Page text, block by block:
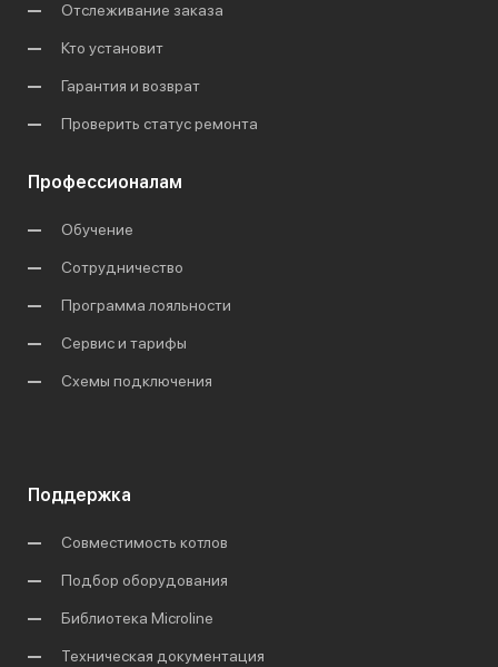
Отслеживание заказа
Кто установит
Гарантия и возврат
Проверить статус ремонта
Профессионалам
Обучение
Сотрудничество
Программа лояльности
Сервис и тарифы
Схемы подключения
Поддержка
Совместимость котлов
Подбор оборудования
Библиотека Microline
Техническая документация